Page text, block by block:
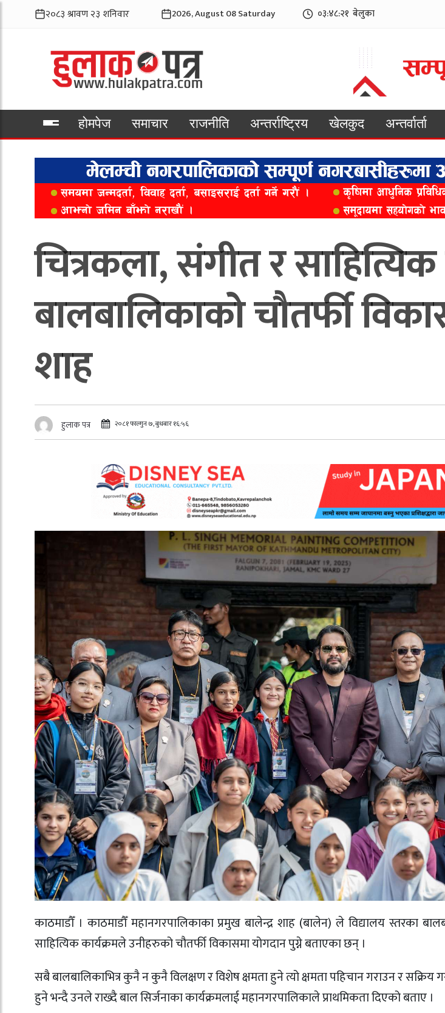
2026, August 08 Saturday ०३:४८:२३ बेलुका
होमपेज समाचार राजनीति अन्तर्राष्ट्रिय खेलकुद अन्तर्वार्ता
चित्रकला, संगीत र साहित्यिक
बालबालिकाको चौतर्फी
शाह
हुलाक पत्र २०८१ फाल्गुन ७, बुधबार १६:५६
काठमाडौँ । काठमाडौँ महानगरपालिकाका प्रमुख बालेन्द्र शाह (बालेन) ले विद्यालय स्तरका
साहित्यिक कार्यक्रमले उनीहरुको चौतर्फी विकासमा योगदान पुग्ने बताएका छन् ।
सबै बालबालिकाभित्र कुनै न कुनै विलक्षण र विशेष क्षमता हुने त्यो क्षमता पहिचान गराउन र सक्रिय
हुने भन्दै उनले राख्दै बाल सिर्जनाका कार्यक्रमलाई महानगरपालिकाले प्राथमिकता दिएको बताए ।